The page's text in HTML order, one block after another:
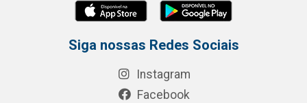
Siga nossas Redes Sociais
Instagram
Facebook